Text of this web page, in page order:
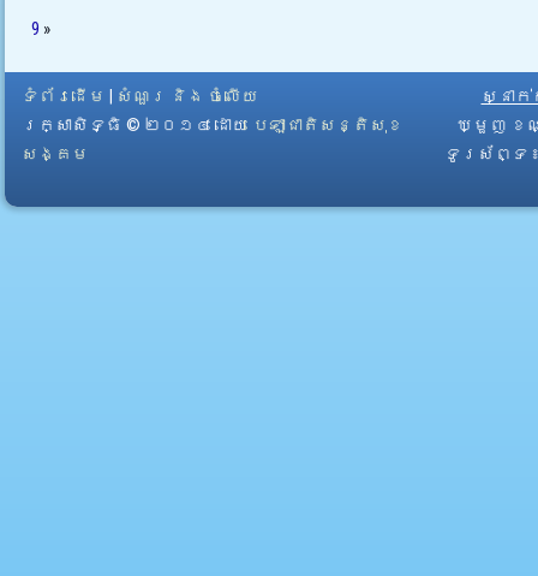
9 »
ទំព័រដើម
សំណួរ និង ចំលើយ
រក្សាសិទ្ធិ © ២០១៤ ដោយ​ បេឡាជាតិសន្តិសុខ
សង្គម
ស្នាក់
ឃ្មួញ ខណ្
ទូរស័ព្ទ